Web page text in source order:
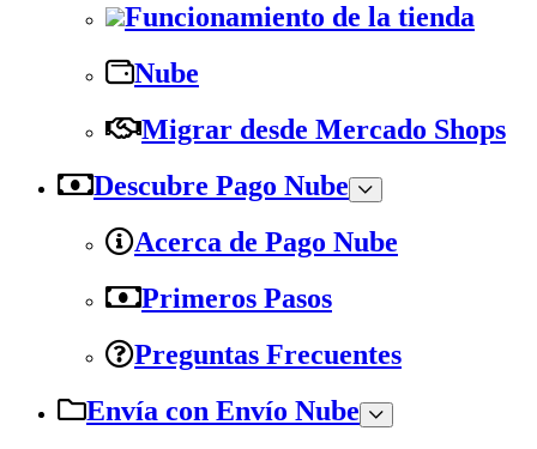
Funcionamiento de la tienda
Nube
Migrar desde Mercado Shops
Descubre Pago Nube
Acerca de Pago Nube
Primeros Pasos
Preguntas Frecuentes
Envía con Envío Nube